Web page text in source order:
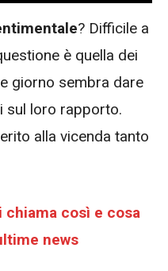
? Difficile a
è quella dei
giorno sembra dare
sul loro rapporto.
alla vicenda tanto
chiama così e cosa
news